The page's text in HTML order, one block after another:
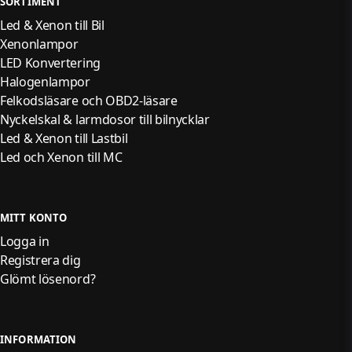
Spridarinkodning
Luftfjädringsjustering
Strålkastarkalibrering
Funktionerna varierar beroende på bilmärke och
årsmodell.
Brett stöd för fordon
CR MAX fungerar med över 40 bilmärken från hela världen:
Europa:BMW, Audi, Mercedes-Benz, Volvo, VW, Peugeot,
Subaru, Mitsubishi m.fl.
Led & Xenon till Bil
Xenonlampor
LED Konvertering
Halogenlampor
Felkodsläsare och OBD2-läsare
Nyckelskal & larmdosor till bilnycklar
Led & Xenon till Lastbil
Led och Xenon till MC
MITT KONTO
Logga in
Registrera dig
Glömt lösenord?
INFORMATION